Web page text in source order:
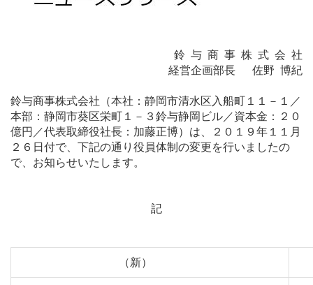
鈴 与 商 事 株 式 会 社
経営企画部長 佐野 博紀
鈴与商事株式会社（本社：静岡市清水区入船町１１－１／
本部：静岡市葵区栄町１－３鈴与静岡ビル／資本金：２０
億円／代表取締役社長：加藤正博）は、２０１９年１１月
２６日付で、下記の通り役員体制の変更を行いましたの
で、お知らせいたします。
記
（新）